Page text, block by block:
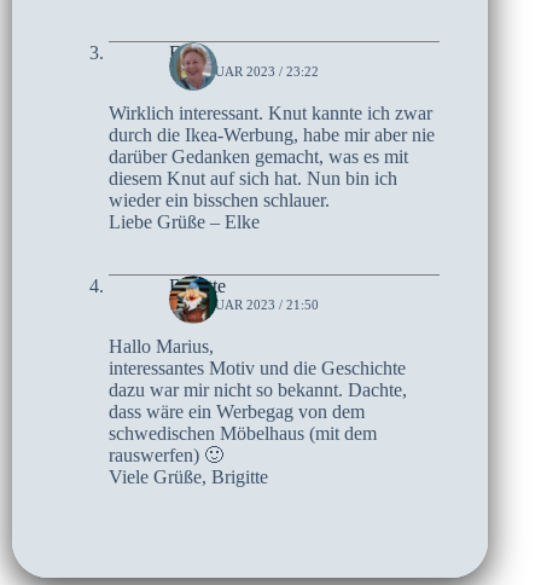
Elke
13. JANUAR 2023 / 23:22
Wirklich interessant. Knut kannte ich zwar
durch die Ikea-Werbung, habe mir aber nie
darüber Gedanken gemacht, was es mit
diesem Knut auf sich hat. Nun bin ich
wieder ein bisschen schlauer.
Liebe Grüße – Elke
Brigitte
13. JANUAR 2023 / 21:50
Hallo Marius,
interessantes Motiv und die Geschichte
dazu war mir nicht so bekannt. Dachte,
dass wäre ein Werbegag von dem
schwedischen Möbelhaus (mit dem
rauswerfen) 🙂
Viele Grüße, Brigitte